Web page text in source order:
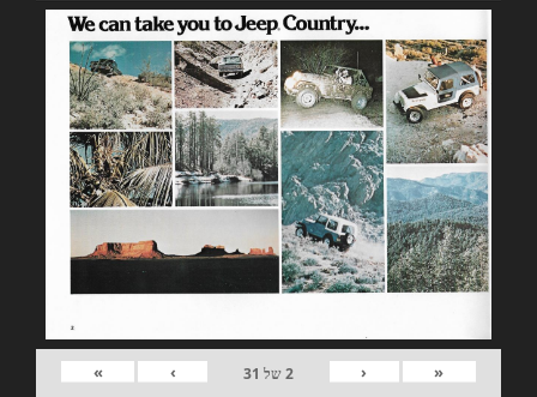
«
‹
2של 31
›
»